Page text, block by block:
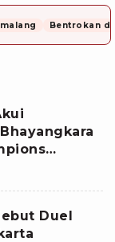
Bentrokan di
Duel